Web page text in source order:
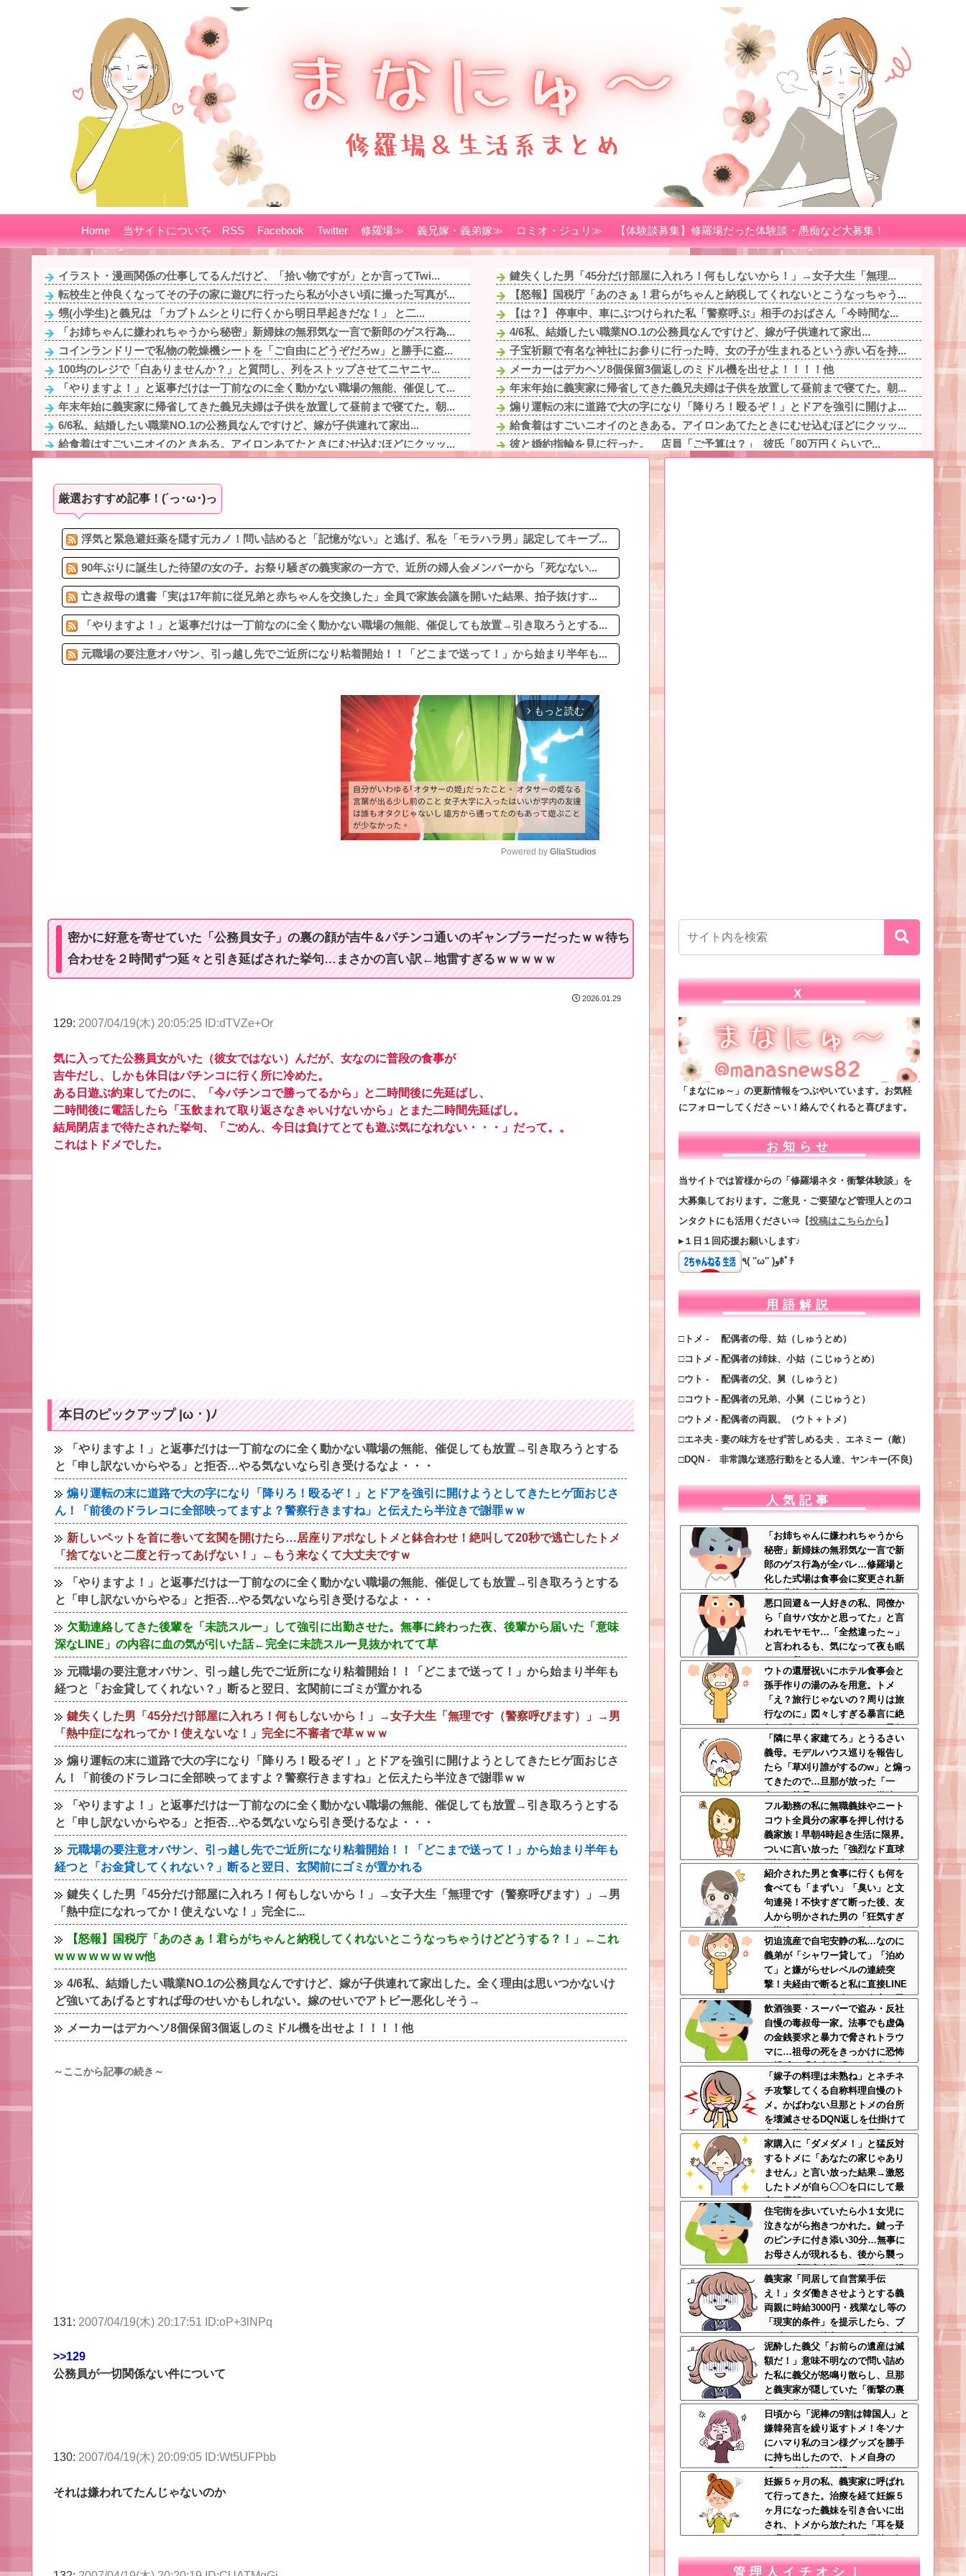
Home 当サイトについて RSS Facebook Twitter 修羅場≫ 義兄嫁・義弟嫁≫ ロミオ・ジュリ≫ 【体験談募集】修羅場だった体験談・愚痴など大募集！
イラスト・漫画関係の仕事してるんだけど、「拾い物ですが」とか言ってTwi...
転校生と仲良くなってその子の家に遊びに行ったら私が小さい頃に撮った写真が...
甥(小学生)と義兄は 「カブトムシとりに行くから明日早起きだな！」 と二...
「お姉ちゃんに嫌われちゃうから秘密」新婦妹の無邪気な一言で新郎のゲス行為...
コインランドリーで私物の乾燥機シートを「ご自由にどうぞだろw」と勝手に盗...
100均のレジで「白ありませんか？」と質問し、列をストップさせてニヤニヤ...
「やりますよ！」と返事だけは一丁前なのに全く動かない職場の無能、催促して...
年末年始に義実家に帰省してきた義兄夫婦は子供を放置して昼前まで寝てた。朝...
6/6私、結婚したい職業NO.1の公務員なんですけど、嫁が子供連れて家出...
給食着はすごいニオイのときある。アイロンあてたときにむせ込むほどにクッッ...
トメ「この子は義実家の顔じゃない！嫁が義妹旦那とフリンしたのよ！」私「D...
鍵失くした男「45分だけ部屋に入れろ！何もしないから！」→女子大生「無理...
冷蔵庫へ入れた富山土産の鱒寿司『飯が硬くなって美味しく無くなる』って怒ら...
転校生と仲良くなってその子の家に遊びに行ったら私が小さい頃に撮った写真が...
鍵失くした男「45分だけ部屋に入れろ！何もしないから！」→女子大生「無理...
【怒報】国税庁「あのさぁ！君らがちゃんと納税してくれないとこうなっちゃう...
【は？】 停車中、車にぶつけられた私「警察呼ぶ」相手のおばさん「今時間な...
4/6私、結婚したい職業NO.1の公務員なんですけど、嫁が子供連れて家出...
子宝祈願で有名な神社にお参りに行った時、女の子が生まれるという赤い石を持...
メーカーはデカヘソ8個保留3個返しのミドル機を出せよ！！！！他
年末年始に義実家に帰省してきた義兄夫婦は子供を放置して昼前まで寝てた。朝...
煽り運転の末に道路で大の字になり「降りろ！殴るぞ！」とドアを強引に開けよ...
給食着はすごいニオイのときある。アイロンあてたときにむせ込むほどにクッッ...
彼と婚約指輪を見に行った。 店員「ご予算は？」 彼氏「80万円くらいで...
全国を旅行で周るのが趣味の奴でも最後まで残ってそうな都道府県ってどこ？？...
トメ「この子は義実家の顔じゃない！嫁が義妹旦那とフリンしたのよ！」私「D...
厳選おすすめ記事！(´っ･ω･)っ
浮気と緊急避妊薬を隠す元カノ！問い詰めると「記憶がない」と逃げ、私を「モラハラ男」認定してキープ...
90年ぶりに誕生した待望の女の子。お祭り騒ぎの義実家の一方で、近所の婦人会メンバーから「死なない...
亡き叔母の遺書「実は17年前に従兄弟と赤ちゃんを交換した」全員で家族会議を開いた結果、拍子抜けす...
「やりますよ！」と返事だけは一丁前なのに全く動かない職場の無能、催促しても放置→引き取ろうとする...
元職場の要注意オバサン、引っ越し先でご近所になり粘着開始！！「どこまで送って！」から始まり半年も...
arrow_forward_ios もっと読む
t
Powered by GliaStudios
密かに好意を寄せていた「公務員女子」の裏の顔が吉牛＆パチンコ通いのギャンブラーだったｗｗ待ち
合わせを２時間ずつ延々と引き延ばされた挙句…まさかの言い訳←地雷すぎるｗｗｗｗｗ
2026.01.29
129: 2007/04/19(木) 20:05:25 ID:dTVZe+Or
気に入ってた公務員女がいた（彼女ではない）んだが、女なのに普段の食事が
吉牛だし、しかも休日はパチンコに行く所に冷めた。
ある日遊ぶ約束してたのに、「今パチンコで勝ってるから」と二時間後に先延ばし、
二時間後に電話したら「玉飲まれて取り返さなきゃいけないから」とまた二時間先延ばし。
結局閉店まで待たされた挙句、「ごめん、今日は負けてとても遊ぶ気になれない・・・」だって。。
これはトドメでした。
本日のピックアップ |ω・)ﾉ
「やりますよ！」と返事だけは一丁前なのに全く動かない職場の無能、催促しても放置→引き取ろうとする
と「申し訳ないからやる」と拒否…やる気ないなら引き受けるなよ・・・
煽り運転の末に道路で大の字になり「降りろ！殴るぞ！」とドアを強引に開けようとしてきたヒゲ面おじさ
ん！「前後のドラレコに全部映ってますよ？警察行きますね」と伝えたら半泣きで謝罪ｗｗ
新しいペットを首に巻いて玄関を開けたら…居座りアポなしトメと鉢合わせ！絶叫して20秒で逃亡したトメ
「捨てないと二度と行ってあげない！」←もう来なくて大丈夫ですｗ
「やりますよ！」と返事だけは一丁前なのに全く動かない職場の無能、催促しても放置→引き取ろうとする
と「申し訳ないからやる」と拒否…やる気ないなら引き受けるなよ・・・
欠勤連絡してきた後輩を「未読スルー」して強引に出勤させた。無事に終わった夜、後輩から届いた「意味
深なLINE」の内容に血の気が引いた話←完全に未読スルー見抜かれてて草
元職場の要注意オバサン、引っ越し先でご近所になり粘着開始！！「どこまで送って！」から始まり半年も
経つと「お金貸してくれない？」断ると翌日、玄関前にゴミが置かれる
鍵失くした男「45分だけ部屋に入れろ！何もしないから！」→女子大生「無理です（警察呼びます）」→男
「熱中症になれってか！使えないな！」完全に不審者で草ｗｗｗ
煽り運転の末に道路で大の字になり「降りろ！殴るぞ！」とドアを強引に開けようとしてきたヒゲ面おじさ
ん！「前後のドラレコに全部映ってますよ？警察行きますね」と伝えたら半泣きで謝罪ｗｗ
「やりますよ！」と返事だけは一丁前なのに全く動かない職場の無能、催促しても放置→引き取ろうとする
と「申し訳ないからやる」と拒否…やる気ないなら引き受けるなよ・・・
元職場の要注意オバサン、引っ越し先でご近所になり粘着開始！！「どこまで送って！」から始まり半年も
経つと「お金貸してくれない？」断ると翌日、玄関前にゴミが置かれる
鍵失くした男「45分だけ部屋に入れろ！何もしないから！」→女子大生「無理です（警察呼びます）」→男
「熱中症になれってか！使えないな！」完全に...
【怒報】国税庁「あのさぁ！君らがちゃんと納税してくれないとこうなっちゃうけどどうする？！」←これ
w w w w w w w w他
4/6私、結婚したい職業NO.1の公務員なんですけど、嫁が子供連れて家出した。全く理由は思いつかないけ
ど強いてあげるとすれば母のせいかもしれない。嫁のせいでアトピー悪化しそう→
メーカーはデカヘソ8個保留3個返しのミドル機を出せよ！！！！他
～ここから記事の続き～
131: 2007/04/19(木) 20:17:51 ID:oP+3lNPq
>>129
公務員が一切関係ない件について
130: 2007/04/19(木) 20:09:05 ID:Wt5UFPbb
それは嫌われてたんじゃないのか
X
「まなにゅ～」の更新情報をつぶやいています。お気軽
にフォローしてくださ～い！絡んでくれると喜びます。
お知らせ
当サイトでは皆様からの「修羅場ネタ・衝撃体験談」を
大募集しております。ご意見・ご要望など管理人とのコ
ンタクトにも活用ください⇒ 【投稿はこちらから 】
▸１日１回応援お願いします♪
٩( ''ω'' )وﾎﾟﾁ
用語解説
□トメ - 配偶者の母、姑（しゅうとめ）
□コトメ - 配偶者の姉妹、小姑（こじゅうとめ）
□ウト - 配偶者の父、舅（しゅうと）
□コウト - 配偶者の兄弟、小舅（こじゅうと）
□ウトメ - 配偶者の両親、（ウト＋トメ）
□エネ夫 - 妻の味方をせず苦しめる夫 、エネミー（敵）
□DQN - 非常識な迷惑行動をとる人達、ヤンキー(不良)
人気記事
「お姉ちゃんに嫌われちゃうから
秘密」新婦妹の無邪気な一言で新
郎のゲス行為が全バレ…修羅場と
化した式場は食事会に変更され新
郎は悲惨な末路へ←警察に通報さ
れてもおかしくないレベル
悪口回避＆一人好きの私、同僚か
ら「自サバ女かと思ってた」と言
われモヤモヤ…「全然違った～」
と言われるも、気になって夜も眠
れない私はどこがサバサバ？←ネ
チネチ気にしてる時点で自サバじ
ゃない
ウトの還暦祝いにホテル食事会と
孫手作りの湯のみを用意。トメ
「え？旅行じゃないの？周りは旅
行なのに」図々しすぎる暴言に絶
句←孫の気持ちを無下にする最低
ババア
「隣に早く家建てろ」とうるさい
義母。モデルハウス巡りを報告し
たら「草刈り誰がするのw」と煽っ
てきたので…旦那が放った「一
言」に義母オロオロｗｗ←嫌味を
逆手にとった神対応すぎる
フル勤務の私に無職義妹やニート
コウト全員分の家事を押し付ける
義家族！早朝4時起き生活に限界。
ついに言い放った「強烈なド直球
正論」に義一族阿鼻叫喚ｗｗ←怠
け者どもに正論のナイフをグサリ
紹介された男と食事に行くも何を
食べても「まずい」「臭い」と文
句連発！不快すぎて断った後、友
人から明かされた男の「狂気すぎ
る勘違いシナリオ」に絶句ｗｗ←
手料理食べたいなら素直に言え
切迫流産で自宅安静の私…なのに
義弟が「シャワー貸して」「泊め
て」と嫌がらせレベルの連続突
撃！夫経由で断ると私に直接LINE
してきて絶句←大人しく自宅の風
呂に入れよ
飲酒強要・スーパーで盗み・反社
自慢の毒叔母一家。法事でも虚偽
の金銭要求と暴力で脅されトラウ
マに…祖母の死をきっかけに恐怖
の親戚と「永久絶縁」を決意←自
分の身の安全を最優先にして大正
解
「嫁子の料理は未熟ね」とネチネ
チ攻撃してくる自称料理自慢のト
メ。かばわない旦那とトメの台所
を壊滅させるDQN返しを仕掛けて
実家に脱出←かばわない旦那も一
緒に痛い目見ろ
家購入に「ダメダメ！」と猛反対
するトメに「あなたの家じゃあり
ません」と言い放った結果→激怒
したトメが自ら〇〇を口にして最
高の展開へｗｗｗｗｗｗ
住宅街を歩いていたら小１女児に
泣きながら抱きつかれた。鍵っ子
のピンチに付き添い30分…無事に
お母さんが現れるも、後から襲っ
てきた「不審者扱いの恐怖」←親
切心が裏目に出るかもしれない世
の中怖すぎる
義実家「同居して自営業手伝
え！」タダ働きさせようとする義
両親に時給3000円・残業なし等の
「現実的条件」を提示したら、ブ
チギレられて絶句ｗｗ←タダで働
く嫁がいるわけないだろ
泥酔した義父「お前らの遺産は減
額だ！」意味不明なので問い詰め
た私に義父が怒鳴り散らし、旦那
と義実家が隠していた「衝撃の裏
切り行為」が発覚ｗｗｗ←知らん
間に200万払われてて草
日頃から「泥棒の9割は韓国人」と
嫌韓発言を繰り返すトメ！冬ソナ
にハマり私のヨン様グッズを勝手
に持ち出したので、トメ自身の
「あの自論」で撃退したったｗｗ
←矛盾だらけのトメにブーメラン
刺さりまくり
妊娠５ヶ月の私、義実家に呼ばれ
て行ってきた。治療を経て妊娠５
ヶ月になった義妹を引き合いに出
され、トメから放たれた「耳を疑
う理不尽すぎる一言」に愕然←妊
管理人イチオシ！